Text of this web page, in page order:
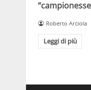
Roberto Arciola
Leggi di più